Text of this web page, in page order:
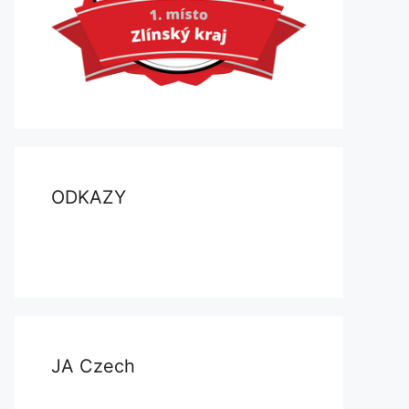
ODKAZY
JA Czech